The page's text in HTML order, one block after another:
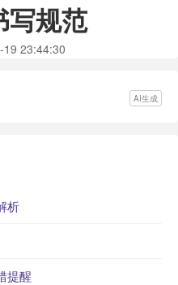
写规范
19 23:44:30
AI生成
析
提醒